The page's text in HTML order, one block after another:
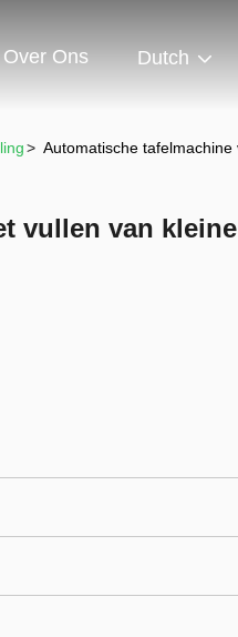
Over Ons Dutch
> Automatische
vullen van kleine